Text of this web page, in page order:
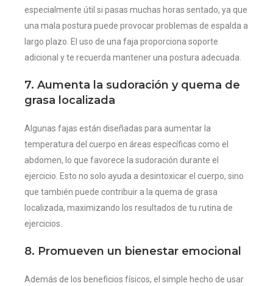
especialmente útil si pasas muchas horas sentado, ya que
una mala postura puede provocar problemas de espalda a
largo plazo. El uso de una faja proporciona soporte
adicional y te recuerda mantener una postura adecuada.
7. Aumenta la sudoración y quema de
grasa localizada
Algunas fajas están diseñadas para aumentar la
temperatura del cuerpo en áreas específicas como el
abdomen, lo que favorece la sudoración durante el
ejercicio. Esto no solo ayuda a desintoxicar el cuerpo, sino
que también puede contribuir a la quema de grasa
localizada, maximizando los resultados de tu rutina de
ejercicios.
8. Promueven un bienestar emocional
Además de los beneficios físicos, el simple hecho de usar